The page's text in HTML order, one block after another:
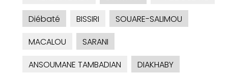
Diébaté
BISSIRI
SOUARE-SALIMOU
MACALOU
SARANI
ANSOUMANE TAMBADIAN
DIAKHABY